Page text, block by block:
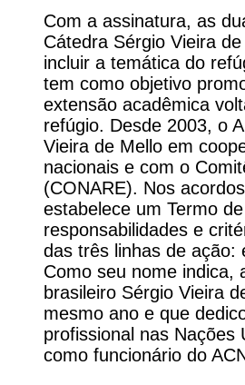
Com a assinatura, as
Cátedra Sérgio Vieira
incluir a temática do
tem como objetivo
extensão acadêmica
refúgio. Desde 2003, o
Vieira de Mello em
nacionais e com o
(CONARE). Nos
estabelece um Termo
responsabilidades e
das três linhas de ação:
Como seu nome indica,
brasileiro Sérgio Vieira
mesmo ano e que
profissional nas Nações
como funcionário do